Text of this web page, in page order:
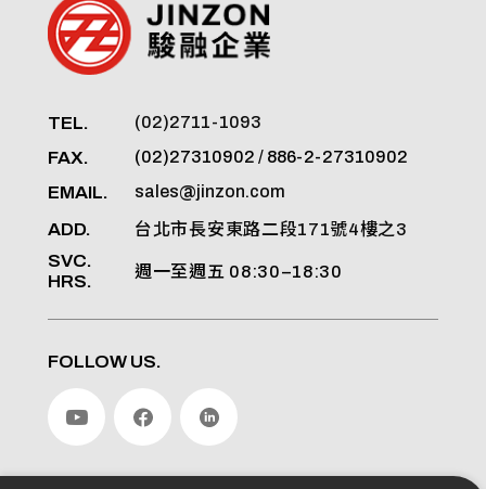
TEL. (02)2711-1093
FAX. (02)27310902 / 886-2-27310902
EMAIL. sales@jinzon.com
ADD. 台北市長安東路二段171號4樓之3
SVC.
HRS.
週一至週五 08:30–18:30
FOLLOW US.